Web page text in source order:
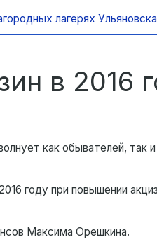
о правилах
в 2016
как обывателей, так
году при повышении
Максима Орешкина.